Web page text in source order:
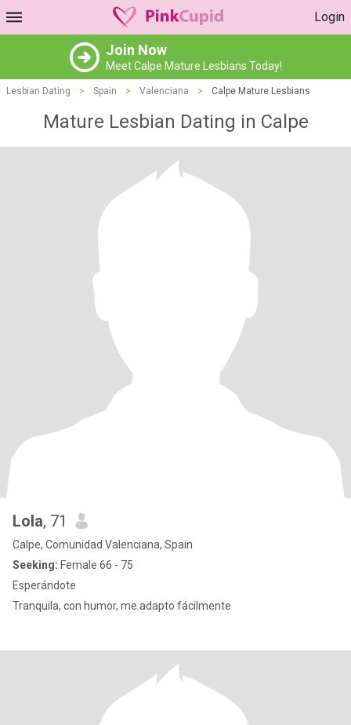
Login
Join Now
Meet Calpe Mature Lesbians Today!
Lesbian Dating > Spain > Valenciana > Calpe Mature Lesbians
Mature Lesbian Dating in Calpe
Lola, 71
Calpe, Comunidad Valenciana, Spain
Seeking: Female 66 - 75
Esperándote
Tranquila, con humor, me adapto fácilmente